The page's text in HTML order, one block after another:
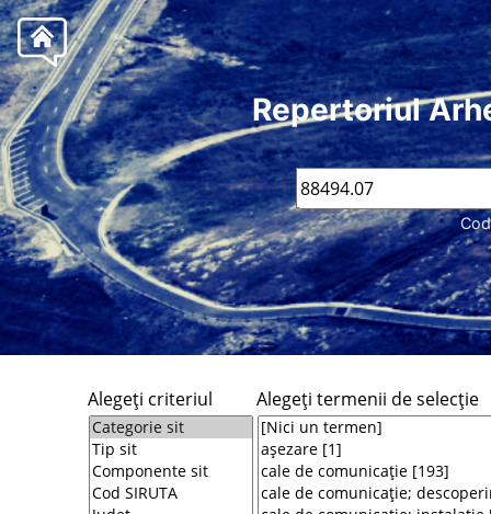
Repertoriul
Cod
Alegeţi criteriul Alegeţi termenii de selecţie